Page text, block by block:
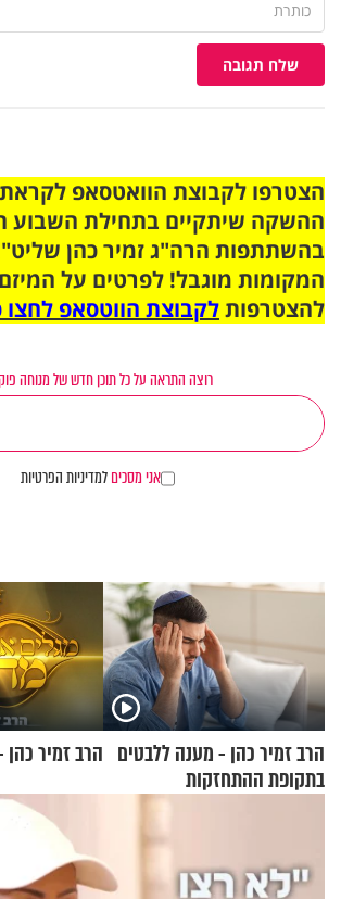
שלח תגובה
ההשקה שיתקיים בתחילת השבוע
בהשתתפות הרה"ג זמיר כהן
המקומות מוגבל! לפרטים על המיזם
להצטרפותלקבוצת הווטסאפ לחצו
רוצה התראה על כל תוכן חדש של מנוחה
אני מסכיםלמדיניות הפרטיות
הרב זמיר כהן - מענה ללבטים
בתקופת ההתחזקות
הרב זמיר